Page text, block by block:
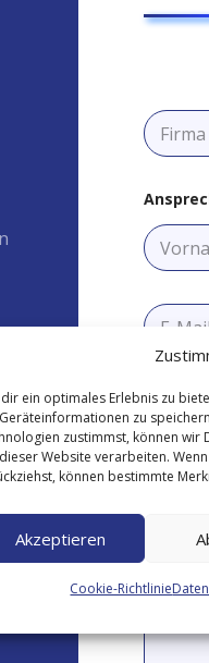
ein optimales Erlebnis zu
zu
zustimmst, können wir
Website verarbeiten.
können bestimmte
Akzeptieren
Cookie-Richtlinie
F
i
r
a
E
-
M
l
*
T
e
l
e
f
o
*
T
m
*a
c
h
i